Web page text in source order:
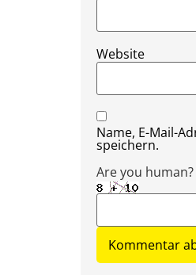
Website
Name, E-Mail-
speichern.
Are you